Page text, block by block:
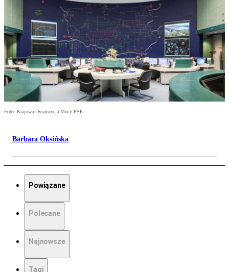
Foto: Krajowa Dyspozycja Mocy PSE
Barbara Oksińska
Powiązane
Polecane
Najnowsze
Tagi